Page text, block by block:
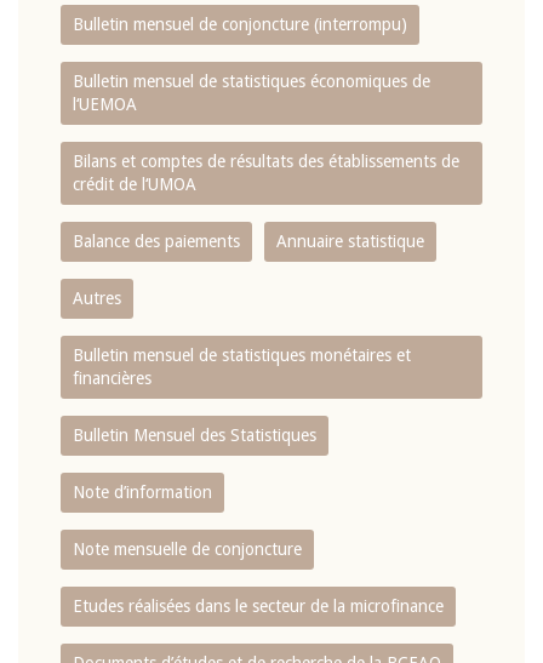
Bulletin mensuel de conjoncture (interrompu)
Bulletin mensuel de statistiques économiques de
l‘UEMOA
Bilans et comptes de résultats des établissements de
crédit de l‘UMOA
Balance des paiements Annuaire statistique
Autres
Bulletin mensuel de statistiques monétaires et
financières
Bulletin Mensuel des Statistiques
Note d’information
Note mensuelle de conjoncture
Etudes réalisées dans le secteur de la microfinance